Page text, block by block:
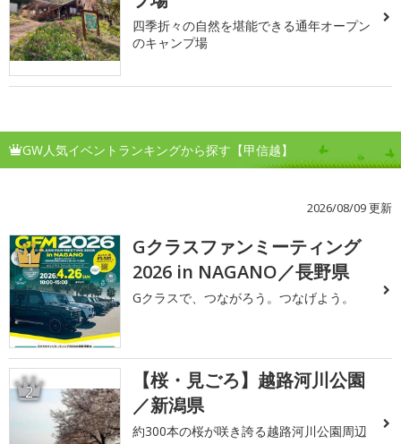
四季折々の自然を堪能できる通年オープン
のキャンプ場
GW人気イベントランキングから探す【甲信越】
2026/08/09 更新
1
Gクラスファンミーティング
2026 in NAGANO／長野県
Gクラスで、つながろう。つなげよう。
2
【桜・見ごろ】越路河川公園
／新潟県
約300本の桜が咲き誇る越路河川公園周辺